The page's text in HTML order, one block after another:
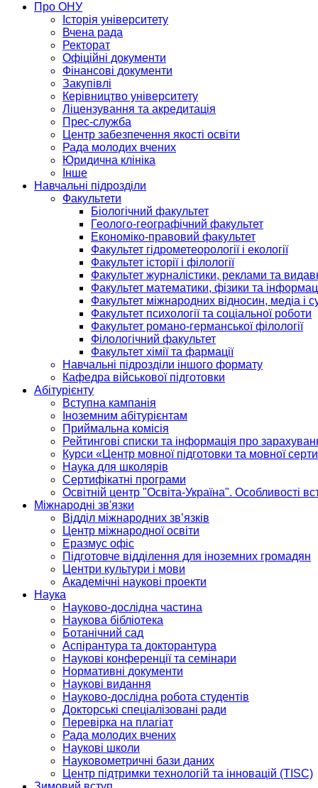
Про ОНУ
Історія університету
Вчена рада
Ректорат
Офіційні документи
Фінансові документи
Закупівлі
Керівництво університету
Ліцензування та акредитація
Прес-служба
Центр забезпечення якості освіти
Рада молодих вчених
Юридична клініка
Інше
Навчальні підрозділи
Факультети
Біологічний факультет
Геолого-географічний факультет
Економіко-правовий факультет
Факультет гідрометеорології і екології
Факультет історії і філології
Факультет журналістики, реклами та
Факультет математики, фізики та
Факультет міжнародних відносин, медіа і
Факультет психології та соціальної роботи
Факультет романо-германської філології
Філологічний факультет
Факультет хімії та фармації
Навчальні підрозділи іншого формату
Кафедра військової підготовки
Абітурієнту
Вступна кампанія
Іноземним абітурієнтам
Приймальна комісія
Рейтингові списки та інформація про
Курси «Центр мовної підготовки та мовної
Наука для школярів
Сертифікатні програми
Освітній центр "Освіта-Україна". Особливості
Міжнародні зв'язки
Відділ міжнародних зв’язків
Центр міжнародної освіти
Еразмус офіс
Підготовче відділення для іноземних громадян
Центри культури і мови
Академічні наукові проекти
Наука
Науково-дослідна частина
Наукова бібліотека
Ботанічний сад
Аспірантура та докторантура
Наукові конференції та семінари
Нормативні документи
Наукові видання
Науково-дослідна робота студентів
Докторські спеціалізовані ради
Перевірка на плагіат
Рада молодих вчених
Наукові школи
Науковометричні бази даних
Центр підтримки технологій та інновацій (TISC)